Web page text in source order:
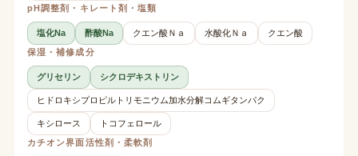
pH調整剤・キレート剤・塩類
塩化Na 酢酸Na クエン酸Ｎａ 水酸化Ｎａ
クエン酸
保湿・補修成分
グリセリン シクロデキストリン
ヒドロキシプロピルトリモニウム加水分解コムギタンパク
キシロース
トコフェロール
カチオン界面活性剤・柔軟剤